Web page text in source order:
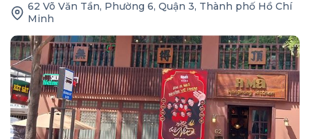
62 Võ Văn Tần, Phường 6, Quận 3, Thành phố Hồ Chí
Minh